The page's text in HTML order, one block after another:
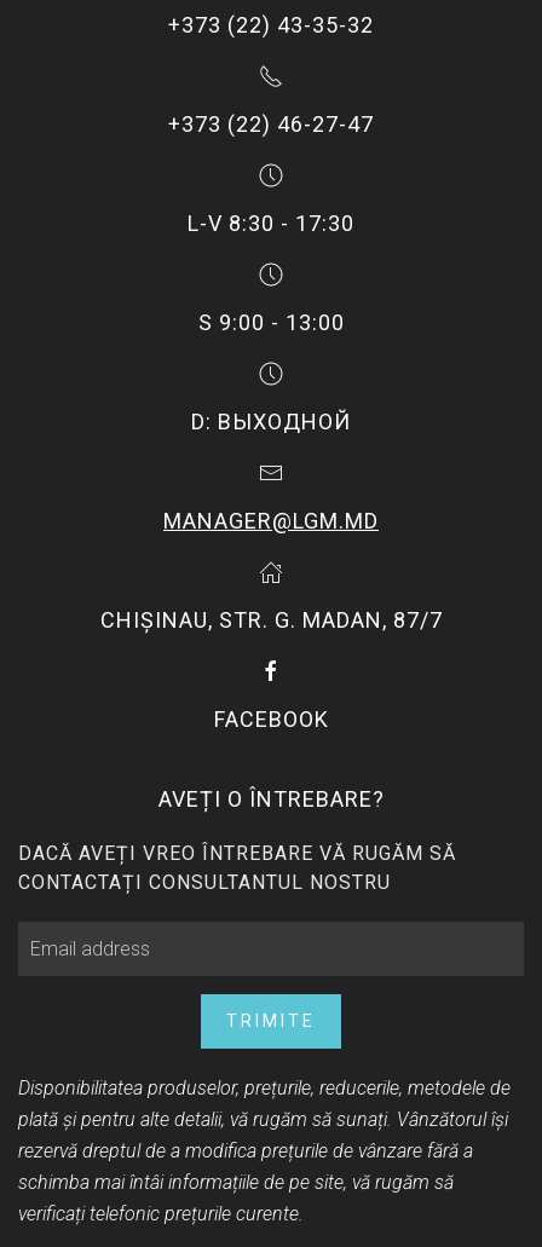
+373 (22) 43-35-32
+373 (22) 46-27-47
L-V 8:30 - 17:30
S 9:00 - 13:00
D: ВЫХОДНОЙ
MANAGER@LGM.MD
CHIŞINAU, STR. G. MADAN, 87/7
FACEBOOK
AVEȚI O ÎNTREBARE?
DACĂ AVEȚI VREO ÎNTREBARE VĂ RUGĂM SĂ
CONTACTAȚI CONSULTANTUL NOSTRU
TRIMITE
Disponibilitatea produselor, prețurile, reducerile, metodele de
plată și pentru alte detalii, vă rugăm să sunați. Vânzătorul își
rezervă dreptul de a modifica prețurile de vânzare fără a
schimba mai întâi informațiile de pe site, vă rugăm să
verificați telefonic prețurile curente.